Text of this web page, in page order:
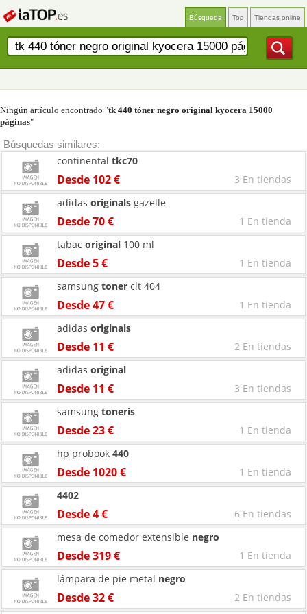
Búsqueda Top Tiendas online
Ningún artículo encontrado "tk 440 tóner negro original kyocera 15000
páginas"
Búsquedas similares:
Desde 102 € 3 En tiendas
continental tkc70
Desde 70 € 1 En tienda
adidas originals gazelle
Desde 5 € 1 En tienda
tabac original 100 ml
Desde 47 € 1 En tienda
samsung toner clt 404
Desde 11 € 2 En tiendas
adidas originals
Desde 11 € 3 En tiendas
adidas original
Desde 23 € 1 En tienda
samsung toneris
Desde 1020 € 1 En tienda
hp probook 440
Desde 4 € 6 En tiendas
4402
Desde 319 € 1 En tienda
mesa de comedor extensible negro
Desde 32 € 2 En tiendas
lámpara de pie metal negro